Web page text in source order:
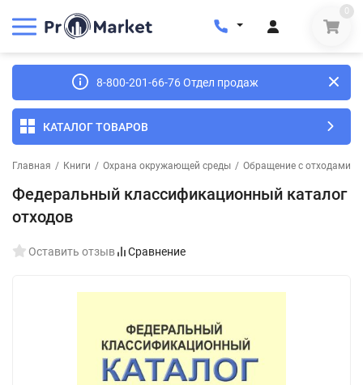
0
8-800-201-66-76 Отдел продаж
КАТАЛОГ ТОВАРОВ
Главная / Книги / Охрана окружающей среды / Обращение с отходами
Федеральный классификационный каталог
отходов
Оставить отзыв Сравнение